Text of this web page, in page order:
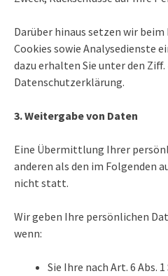
Darüber hinaus setzen wir beim
Cookies sowie Analysedienste
dazu erhalten Sie unter den Ziff.
Datenschutzerklärung.
3. Weitergabe von Daten
Eine Übermittlung Ihrer
anderen als den im Folgenden
nicht statt.
Wir geben Ihre persönlichen
wenn:
Sie Ihre nach Art. 6 Abs. 1